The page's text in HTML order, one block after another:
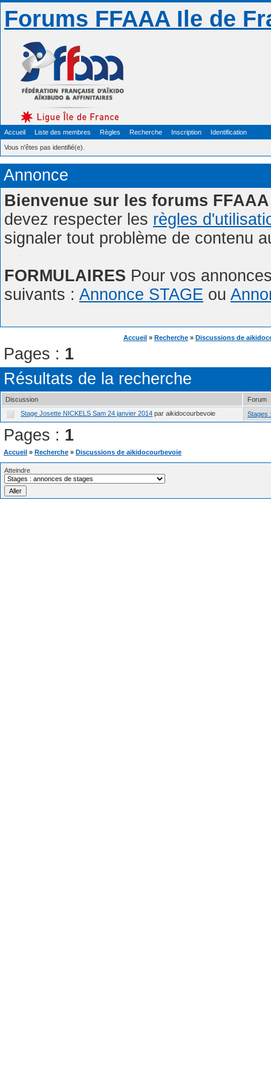
Forums FFAAA Ile de
Accueil Liste des membres Règles Recherche Inscription Identification
Vous n'êtes pas identifié(e).
Annonce
Bienvenue sur les forums FFAAA
devez respecter les règles
signaler tout problème de contenu
FORMULAIRES Pour vos
suivants : Annonce STAGE ou
Accueil » Recherche » Discussions de
Pages : 1
Résultats de la recherche
Discussion
Forum
Stage Josette NICKELS Sam 24 janvier 2014 par aikidocourbevoie Stages
Pages : 1
Accueil » Recherche » Discussions de aikidocourbevoie
Atteindre